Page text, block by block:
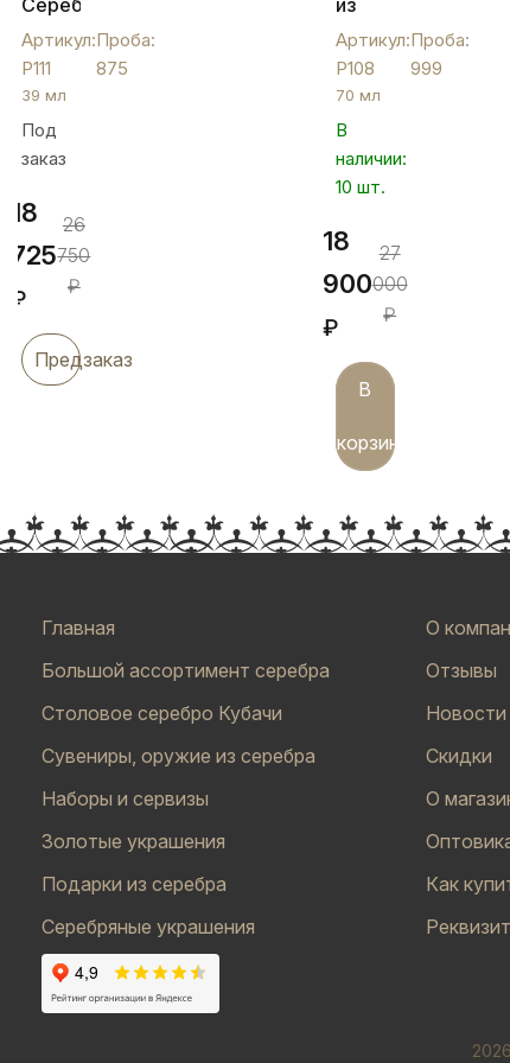
рюмка
ручной
работы
"Каприз",
Р111
Артикул:
Р111
Проба:
875
39 мл
Под
заказ
18
725
₽
26
750
₽
Предзаказ
чистого
серебра
999
пробы
"Шик",
Р108
Артикул:
Р108
Проба:
999
70 мл
В
наличии:
10 шт.
18
900
₽
27
000
₽
В
корзину
Главная
Большой ассортимент серебра
Столовое серебро Кубачи
Сувениры, оружие из серебра
Наборы и сервизы
Золотые украшения
Подарки из серебра
Серебряные украшения
О
Отзывы
Новости
Скидки
О
Как